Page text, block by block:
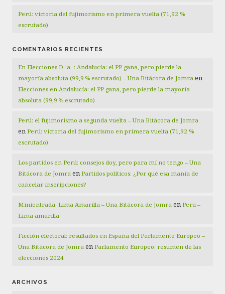
Perú: victoria del fujimorismo en primera vuelta (71,92 %
escrutado)
COMENTARIOS RECIENTES
En Elecciones D=a=: Andalucía: el PP gana, pero pierde la
mayoría absoluta (99,9 % escrutado) – Una Bitácora de Jomra en
Elecciones en Andalucía: el PP gana, pero pierde la mayoría
absoluta (99,9 % escrutado)
Perú: el fujimorismo a segunda vuelta – Una Bitácora de Jomra
en Perú: victoria del fujimorismo en primera vuelta (71,92 %
escrutado)
Los partidos en Perú: consejos doy, pero para mí no tengo – Una
Bitácora de Jomra en Partidos políticos: ¿Por qué esa manía de
cancelar inscripciones?
Minientrada: Lima Amarilla – Una Bitácora de Jomra en Perú –
Lima amarilla
Ficción electoral: resultados en España del Parlamento Europeo –
Una Bitácora de Jomra en Parlamento Europeo: resumen de las
elecciones 2024
ARCHIVOS